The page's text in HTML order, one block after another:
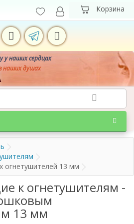
у наших сердцах
наших душах
огнетушителей 13 мм
к огнетушителям -
13 мм